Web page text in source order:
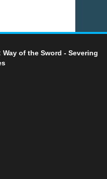
of the Sword - Severing